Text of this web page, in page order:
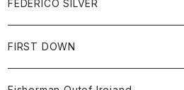
パンツ
レディース
コート
ジャケット
スエットシャツ
ボトム
スエットパンツ
グッズ
帽子
FEDERICO SILVER
アクセサリー
FIRST DOWN